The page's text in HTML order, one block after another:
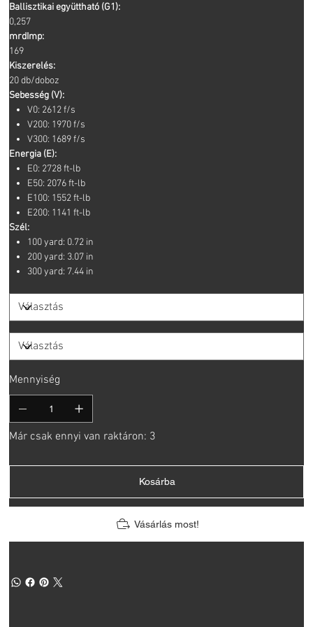
Ballisztikai együttható (G1):
0,257
mrdImp:
169
Kiszerelés:
20 db/doboz
Sebesség (V):
V0: 2612 f/s
V200: 1970 f/s
V300: 1689 f/s
Energia (E):
E0: 2728 ft-lb
E50: 2076 ft-lb
E100: 1552 ft-lb
E200: 1141 ft-lb
Szél:
100 yard: 0.72 in
200 yard: 3.07 in
300 yard: 7.44 in
Mennyiség
Már csak ennyi van raktáron: 3
Kosárba
Vásárlás most!